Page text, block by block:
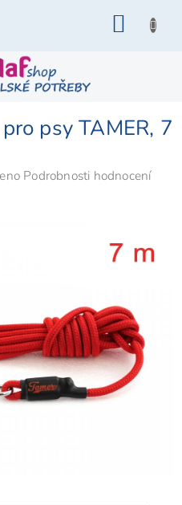
psy TAMER, 7
Podrobnosti hodnocení